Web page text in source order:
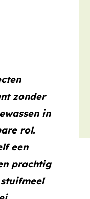
zonder
in
rol.
een
prachtig